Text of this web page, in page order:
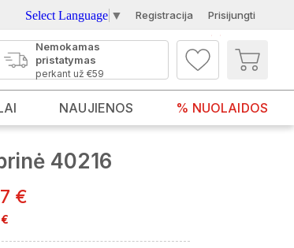
Select Language ▼ Registracija Prisijungti
Nemokamas
pristatymas
perkant už €59
NAUJIENOS % NUOLAIDOS
40216
€